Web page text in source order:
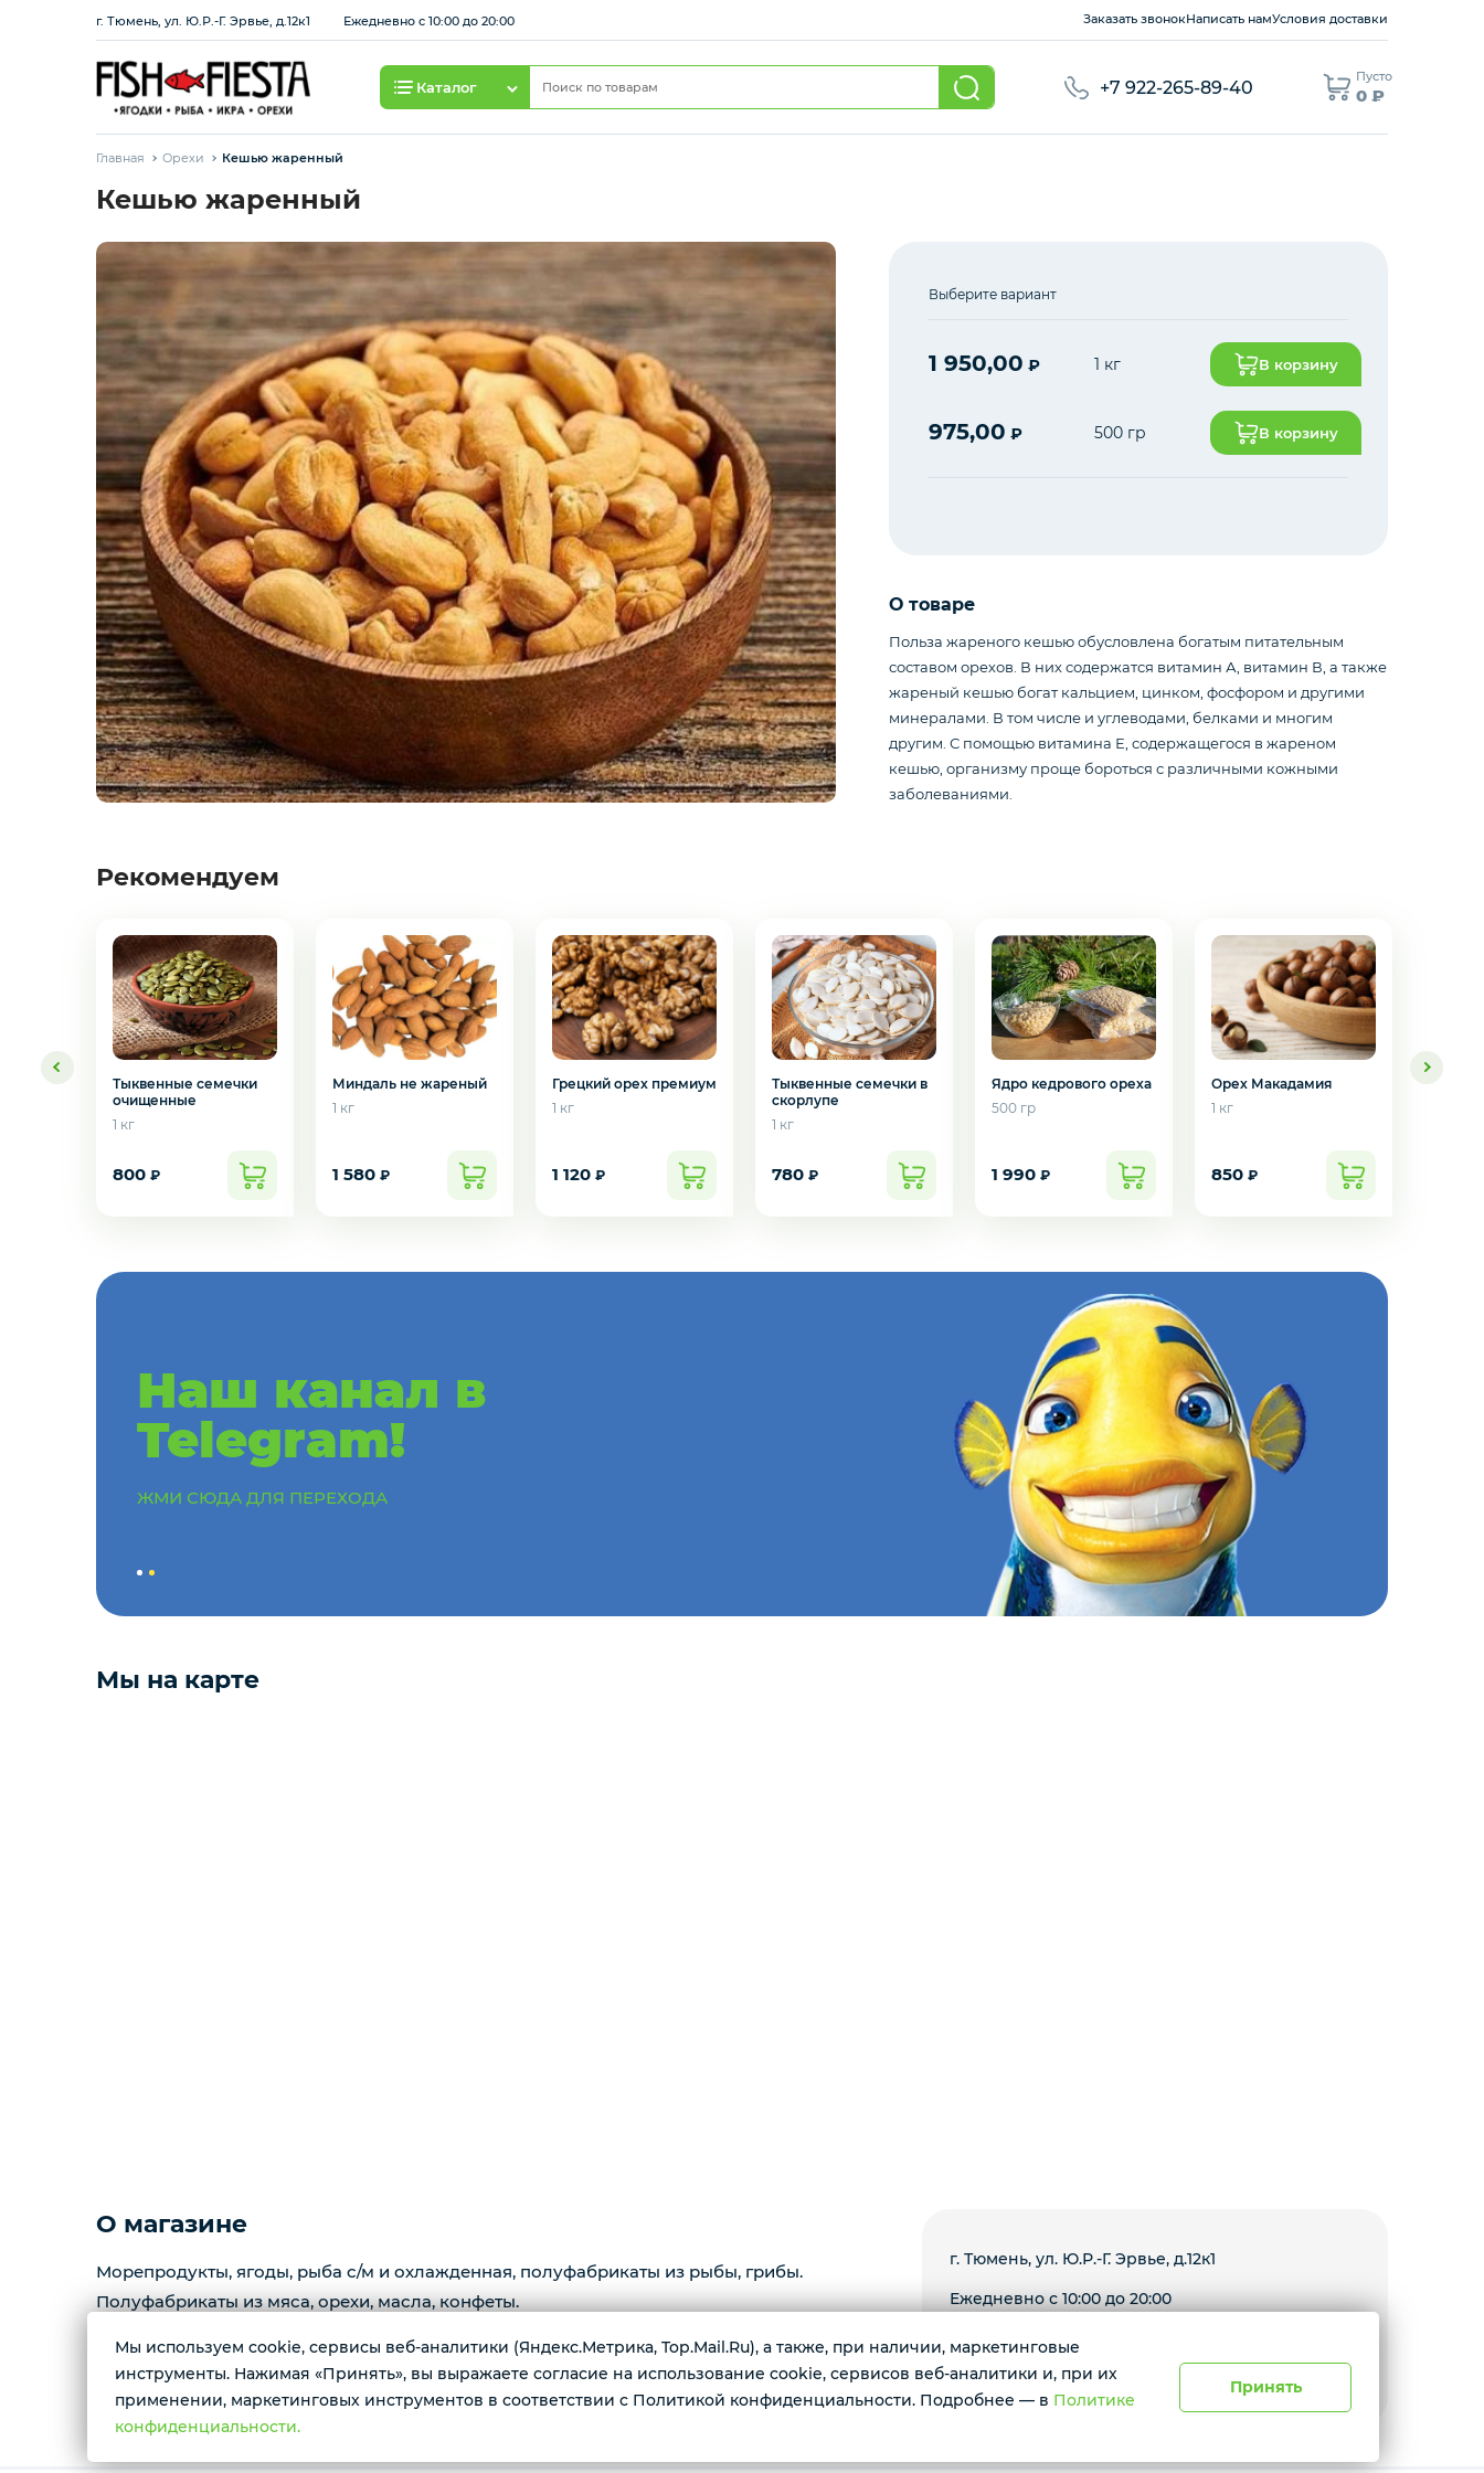
г. Тюмень, ул. Ю.Р.-Г. Эрвье, д.12к1 Ежедневно с 10:00 до 20:00 Заказать звонокНаписать намУсловия доставки
Каталог +7 922-265-89-40
Пусто
0 ₽
Охлажденная рыба
Березовские полуфабрикаты
Рыба красная с/м
Рыба белая с/м
Северная рыба
Стейки и уха
Филе
Рыбные пельмени
Слабосоленая рыба
Креветки
Орехи
Сухофрукты
Сладости
Сиропы и топпинг
Фарш
Главная Орехи Кешью жаренный
Кешью жаренный
Выберите вариант
1 950,00 ₽ 1 кг В корзину
975,00 ₽ 500 гр В корзину
О товаре
Польза жареного кешью обусловлена богатым питательным
составом орехов. В них содержатся витамин А, витамин В, а также
жареный кешью богат кальцием, цинком, фосфором и другими
минералами. В том числе и углеводами, белками и многим
другим. С помощью витамина Е, содержащегося в жареном
кешью, организму проще бороться с различными кожными
заболеваниями.
Рекомендуем
Тыквенные семечки
очищенные
1 кг
800 ₽
Миндаль не жареный
1 кг
1 580 ₽
Грецкий орех премиум
1 кг
1 120 ₽
Тыквенные семечки в
скорлупе
1 кг
780 ₽
Ядро кедрового ореха
500 гр
1 990 ₽
Орех Макадамия
1 кг
850 ₽
Фундук
Наш канал в
Telegram!
ЖМИ СЮДА ДЛЯ ПЕРЕХОДА
Мы на карте
О магазине
Морепродукты, ягоды, рыба с/м и охлажденная, полуфабрикаты из рыбы, грибы.
Полуфабрикаты из мяса, орехи, масла, конфеты.
Контактные номера тел.:
+79088676676 Мария
г. Тюмень, ул. Ю.Р.-Г. Эрвье, д.12к1
Ежедневно с 10:00 до 20:00
Мы используем cookie, сервисы веб-аналитики (Яндекс.Метрика, Top.Mail.Ru), а также, при наличии, маркетинговые
инструменты. Нажимая «Принять», вы выражаете согласие на использование cookie, сервисов веб-аналитики и, при их
применении, маркетинговых инструментов в соответствии с Политикой конфиденциальности. Подробнее — в Политике
конфиденциальности.
Принять
Да Нет